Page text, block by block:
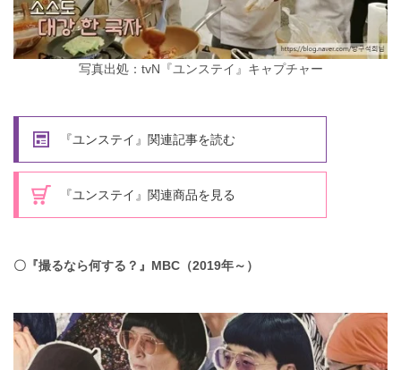
写真出処：tvN『ユンステイ』キャプチャー
『ユンステイ』関連記事を読む
『ユンステイ』関連商品を見る
〇『撮るなら何する？』MBC（2019年～）